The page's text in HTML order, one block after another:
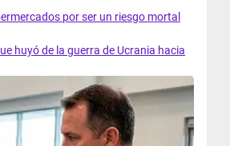
por ser un riesgo mortal
huyó de la guerra de Ucrania hacia